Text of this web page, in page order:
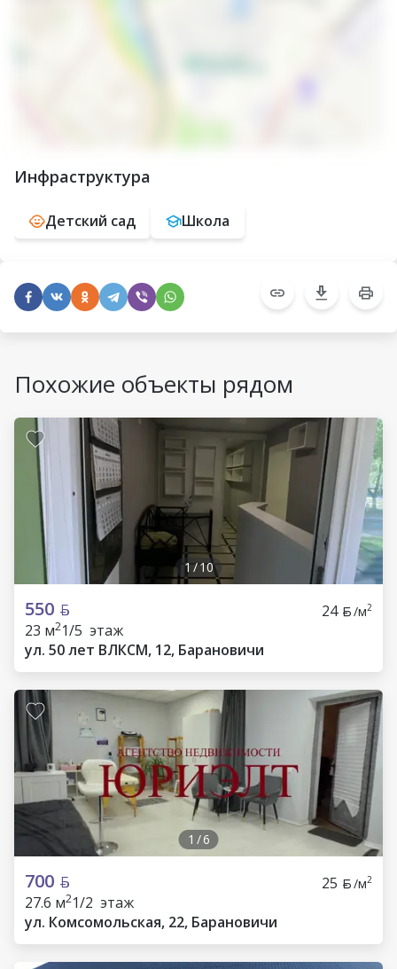
Инфраструктура
Детский сад Школа
Похожие объекты рядом
1 /10
550 24 /м2
23 м21/5 этаж
ул. 50 лет ВЛКСМ, 12, Барановичи
1 /6
700 25 /м2
27.6 м21/2 этаж
ул. Комсомольская, 22, Барановичи